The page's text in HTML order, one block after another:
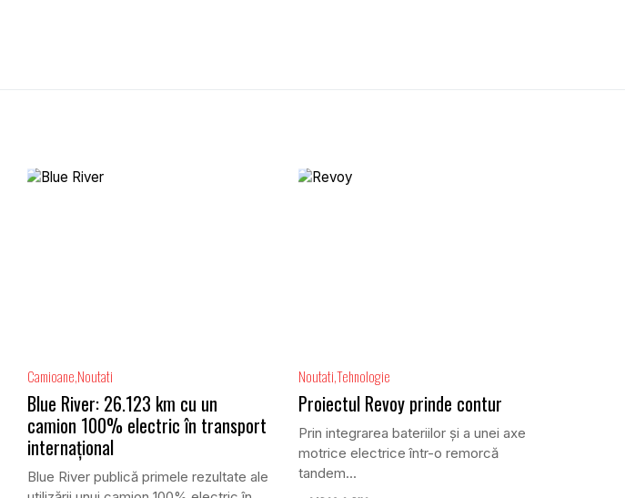
Camioane Noutati
Blue River: 26.123 km cu un
camion 100% electric în transport
internațional
Blue River publică primele rezultate ale
NoutatiTehnologie
Proiectul Revoy prinde contur
Prin integrarea bateriilor și a unei axe
motrice electrice într-o remorcă
tandem...